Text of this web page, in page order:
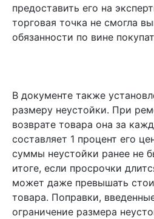
предоставить его на
торговая точка не смогла
обязанности по вине
В документе также
размеру неустойки. При
возврате товара она за
составляет 1 процент его
суммы неустойки ранее не
итоге, если просрочки
может даже превышать
товара. Поправки,
ограничение размера